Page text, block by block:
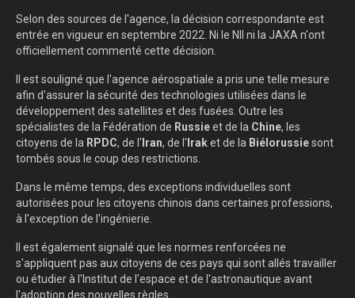
Selon des sources de l'agence, la décision correspondante est
entrée en vigueur en septembre 2022. Ni le NII ni la JAXA n'ont
officiellement commenté cette décision.
Il est souligné que l'agence aérospatiale a pris une telle mesure
afin d'assurer la sécurité des technologies utilisées dans le
développement des satellites et des fusées. Outre les
spécialistes de la Fédération de Russieet de la Chine, les
citoyens de la RPDC, de l' Iran, de l' Iraket de la Biélorussiesont
tombés sous le coup des restrictions.
Dans le même temps, des exceptions individuelles sont
autorisées pour les citoyens chinois dans certaines professions,
à l'exception de l'ingénierie.
Il est également signalé que les normes renforcées ne
s'appliquent pas aux citoyens de ces pays qui sont allés travailler
ou étudier à l'Institut de l'espace et de l'astronautique avant
l'adoption des nouvelles règles.